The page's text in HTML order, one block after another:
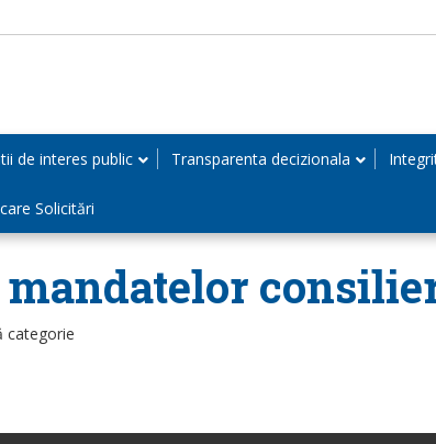
de interes public Transparenta decizionala
Solicitări
categorie